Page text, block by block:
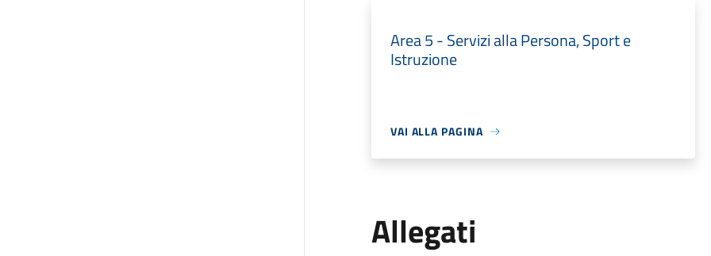
Area 5 - Servizi alla Persona, Sport e
Istruzione
VAI ALLA PAGINA
Allegati